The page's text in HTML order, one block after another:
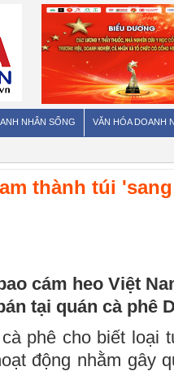
NHÂN SỐNG VĂN HÓA DOANH
thành túi
cám heo Việt
tại quán cà phê
phê cho biết loại
động nhằm gây